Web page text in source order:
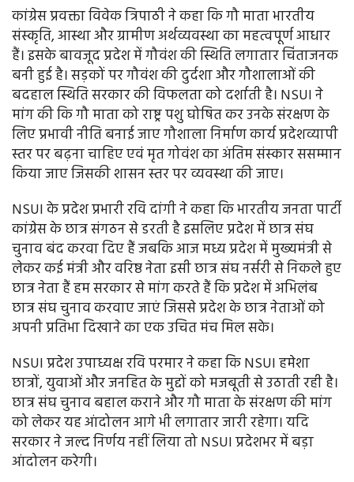
कांग्रेस प्रवक्ता विवेक त्रिपाठी ने कहा कि गौ माता भारतीय
संस्कृति, आस्था और ग्रामीण अर्थव्यवस्था का महत्वपूर्ण आधार
हैं। इसके बावजूद प्रदेश में गौवंश की स्थिति लगातार चिंताजनक
बनी हुई है। सड़कों पर गौवंश की दुर्दशा और गौशालाओं की
बदहाल स्थिति सरकार की विफलता को दर्शाती है। NSUI ने
मांग की कि गौ माता को राष्ट्र पशु घोषित कर उनके संरक्षण के
लिए प्रभावी नीति बनाई जाए गौशाला निर्माण कार्य प्रदेशव्यापी
स्तर पर बढ़ना चाहिए एवं मृत गोवंश का अंतिम संस्कार ससम्मान
किया जाए जिसकी शासन स्तर पर व्यवस्था की जाए।
NSUI के प्रदेश प्रभारी रवि दांगी ने कहा कि भारतीय जनता पार्टी
कांग्रेस के छात्र संगठन से डरती है इसलिए प्रदेश में छात्र संघ
चुनाव बंद करवा दिए हैं जबकि आज मध्य प्रदेश में मुख्यमंत्री से
लेकर कई मंत्री और वरिष्ठ नेता इसी छात्र संघ नर्सरी से निकले हुए
छात्र नेता हैं हम सरकार से मांग करते हैं कि प्रदेश में अभिलंब
छात्र संघ चुनाव करवाए जाएं जिससे प्रदेश के छात्र नेताओं को
अपनी प्रतिभा दिखाने का एक उचित मंच मिल सके।
NSUI प्रदेश उपाध्यक्ष रवि परमार ने कहा कि NSUI हमेशा
छात्रों, युवाओं और जनहित के मुद्दों को मजबूती से उठाती रही है।
छात्र संघ चुनाव बहाल कराने और गौ माता के संरक्षण की मांग
को लेकर यह आंदोलन आगे भी लगातार जारी रहेगा। यदि
सरकार ने जल्द निर्णय नहीं लिया तो NSUI प्रदेशभर में बड़ा
आंदोलन करेगी।